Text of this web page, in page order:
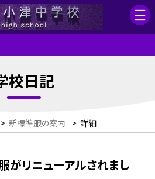
校日記
> 新標準服の案内 > 詳細
がリニューアルされまし